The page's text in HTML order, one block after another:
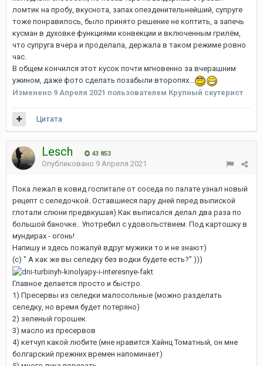
ломтик на пробу, вкуснота, запах опезденительнейший, супруге
тоже понравилось, было принято решение не коптить, а запечь
кусман в духовке функциями конвекции и включенным грилём,
что супруга вчера и проделала, держала в таком режиме ровно
час.
В общем кончился этот кусок почти мгновенно за вчерашним
ужином, даже фото сделать позабыли второпях...
Изменено 9 Апреля 2021 пользователем Крупный скутерист
Цитата
Lesch 43 853
Опубликовано 9 Апреля 2021
Пока лежал в ковид госпитале от соседа по палате узнал новый
рецепт с селедочкой. Оставшиеся пару дней перед выпиской
глотали слюни предвкушая) Как выписался делал два раза по
большой баночке.. Употребил с удовольствием. Под картошку в
мундирах - огонь!
Напишу и здесь пожалуй вдруг мужики то и не знают)
(с) " А как же вы селедку без водки будете есть?" )))
Главное делается просто и быстро.
1) Пресервы из селедки малосольные (можно разделать
селедку, но время будет потеряно)
2) зеленый горошек
3) масло из пресервов
4) кетчуп какой любите (мне нравится Хайнц Томатный, он мне
болгарский прежних времен напоминает)